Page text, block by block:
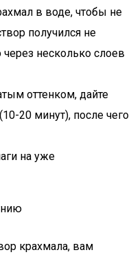
в воде, чтобы не
получился не
несколько слоев
оттенком, дайте
20 минут), после чего
на уже
крахмала, вам